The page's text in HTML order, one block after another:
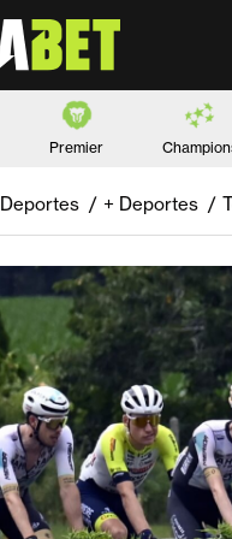
Premier
Deportes + Deportes